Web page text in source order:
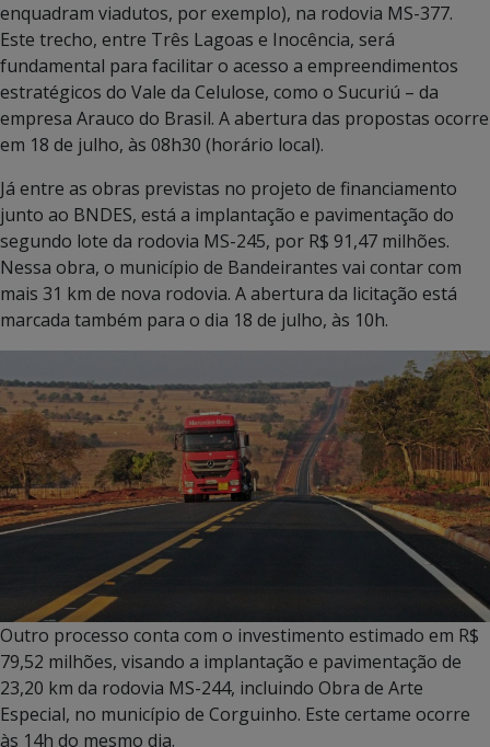
enquadram viadutos, por exemplo), na rodovia MS-377.
Este trecho, entre Três Lagoas e Inocência, será
fundamental para facilitar o acesso a empreendimentos
estratégicos do Vale da Celulose, como o Sucuriú – da
empresa Arauco do Brasil. A abertura das propostas ocorre
em 18 de julho, às 08h30 (horário local).
Já entre as obras previstas no projeto de financiamento
junto ao BNDES, está a implantação e pavimentação do
segundo lote da rodovia MS-245, por R$ 91,47 milhões.
Nessa obra, o município de Bandeirantes vai contar com
mais 31 km de nova rodovia. A abertura da licitação está
marcada também para o dia 18 de julho, às 10h.
Outro processo conta com o investimento estimado em R$
79,52 milhões, visando a implantação e pavimentação de
23,20 km da rodovia MS-244, incluindo Obra de Arte
Especial, no município de Corguinho. Este certame ocorre
às 14h do mesmo dia.